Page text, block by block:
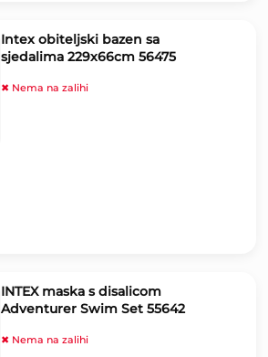
Intex obiteljski bazen sa
sjedalima 229x66cm 56475
✖ Nema na zalihi
INTEX maska s disalicom
Adventurer Swim Set 55642
✖ Nema na zalihi